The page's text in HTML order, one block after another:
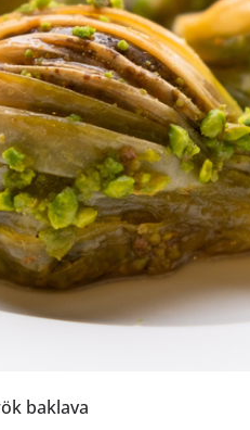
baklava